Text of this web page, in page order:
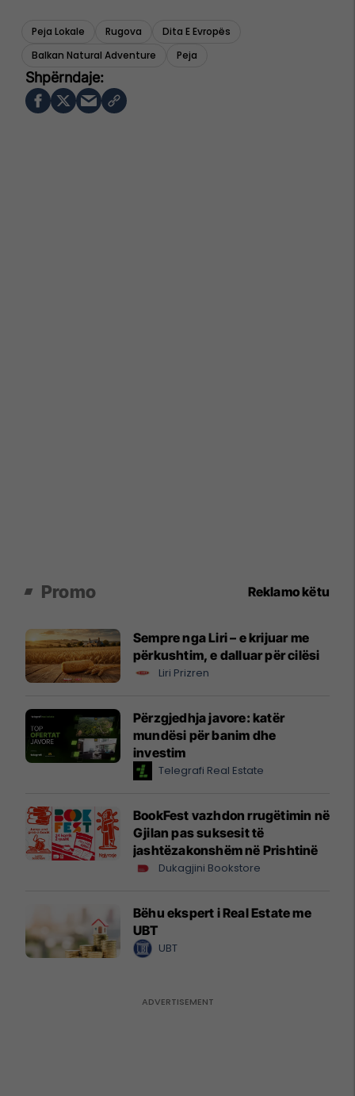
Peja Lokale Rugova
Dita E Evropës
Balkan Natural Adventure
Peja
Promo Reklamo këtu
Sempre nga Liri – e krijuar me
përkushtim, e dalluar për cilësi
Liri Prizren
Përzgjedhja javore: katër
mundësi për banim dhe
investim
Telegrafi Real Estate
BookFest vazhdon rrugëtimin në
Gjilan pas suksesit të
jashtëzakonshëm në Prishtinë
Dukagjini Bookstore
Bëhu ekspert i Real Estate me
UBT
UBT